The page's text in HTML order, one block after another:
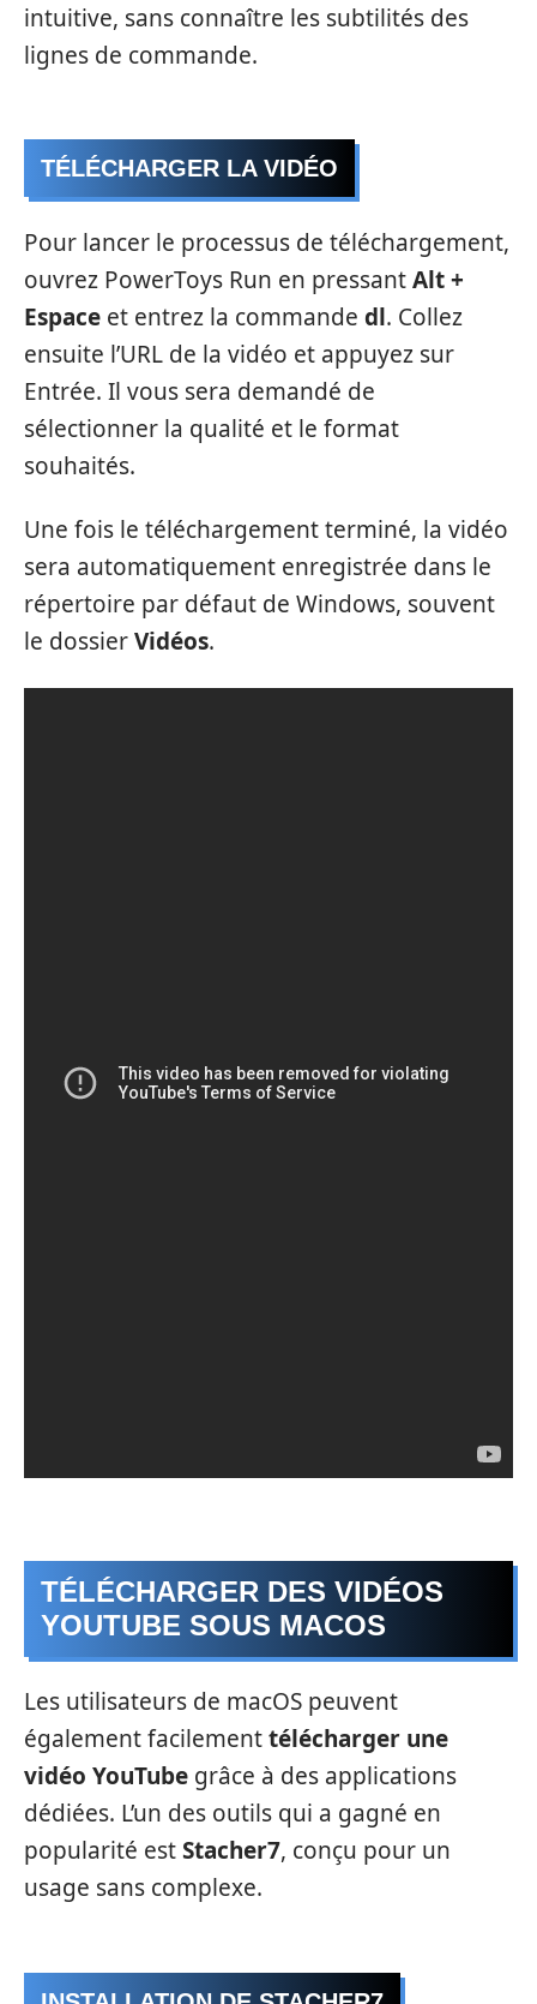
intuitive, sans connaître les subtilités des
lignes de commande.
TÉLÉCHARGER LA VIDÉO
Pour lancer le processus de téléchargement,
ouvrez PowerToys Run en pressantAlt +
Espace et entrez la commande dl. Collez
ensuite l’URL de la vidéo et appuyez sur
Entrée. Il vous sera demandé de
sélectionner la qualité et le format
souhaités.
Une fois le téléchargement terminé, la vidéo
sera automatiquement enregistrée dans le
répertoire par défaut de Windows, souvent
le dossierVidéos.
TÉLÉCHARGER DES VIDÉOS
YOUTUBE SOUS MACOS
Les utilisateurs de macOS peuvent
également facilementtélécharger une
vidéo YouTube grâce à des applications
dédiées. L’un des outils qui a gagné en
popularité estStacher7, conçu pour un
usage sans complexe.